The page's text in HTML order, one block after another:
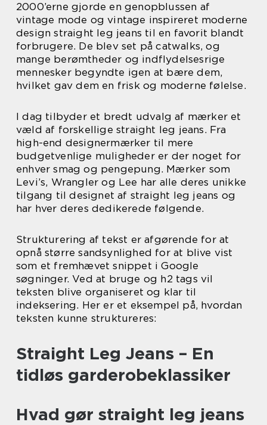
2000’erne gjorde en genopblussen af
vintage mode og vintage inspireret moderne
design straight leg jeans til en favorit blandt
forbrugere. De blev set på catwalks, og
mange berømtheder og indflydelsesrige
mennesker begyndte igen at bære dem,
hvilket gav dem en frisk og moderne følelse.
I dag tilbyder et bredt udvalg af mærker et
væld af forskellige straight leg jeans. Fra
high-end designermærker til mere
budgetvenlige muligheder er der noget for
enhver smag og pengepung. Mærker som
Levi’s, Wrangler og Lee har alle deres unikke
tilgang til designet af straight leg jeans og
har hver deres dedikerede følgende.
Strukturering af tekst er afgørende for at
opnå større sandsynlighed for at blive vist
som et fremhævet snippet i Google
søgninger. Ved at bruge og h2 tags vil
teksten blive organiseret og klar til
indeksering. Her er et eksempel på, hvordan
teksten kunne struktureres:
Straight Leg Jeans – En
tidløs garderobeklassiker
Hvad gør straight leg jeans